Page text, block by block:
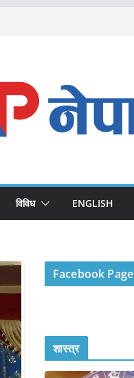
विविध ENGLISH
Facebook Page
शास्त्र